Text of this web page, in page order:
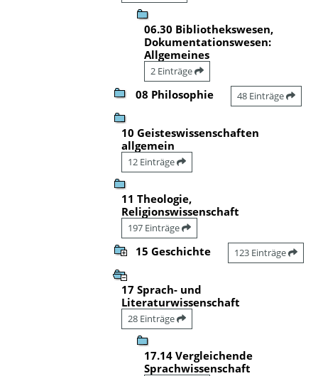
06.30 Bibliothekswesen,
Dokumentationswesen:
Allgemeines
2 Einträge
08 Philosophie 48 Einträge
10 Geisteswissenschaften
allgemein
12 Einträge
11 Theologie,
Religionswissenschaft
197 Einträge
15 Geschichte 123 Einträge
17 Sprach- und
Literaturwissenschaft
28 Einträge
17.14 Vergleichende
Sprachwissenschaft